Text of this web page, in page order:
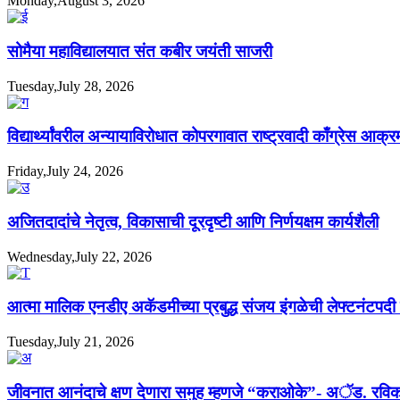
सोमैया महाविद्यालयात संत कबीर जयंती साजरी
Tuesday,July 28, 2026
विद्यार्थ्यांवरील अन्यायाविरोधात कोपरगावात राष्ट्रवादी काँग्रेस
Friday,July 24, 2026
अजितदादांचे नेतृत्व, विकासाची दूरदृष्टी आणि निर्णयक्षम कार्यशैली
Wednesday,July 22, 2026
आत्मा मालिक एनडीए अकॅडमीच्या प्रबुद्ध संजय इंगळेची लेफ्टनंटपदी
Tuesday,July 21, 2026
जीवनात आनंदाचे क्षण देणारा समुह म्हणजे “कराओके”- अॅड.